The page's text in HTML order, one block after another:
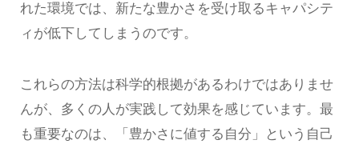
れた環境では、新たな豊かさを受け取るキャパシテ
ィが低下してしまうのです。
これらの方法は科学的根拠があるわけではありませ
んが、多くの人が実践して効果を感じています。最
も重要なのは、「豊かさに値する自分」という自己